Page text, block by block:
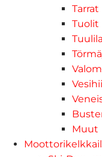
Tarrat
Tuolit
Muut